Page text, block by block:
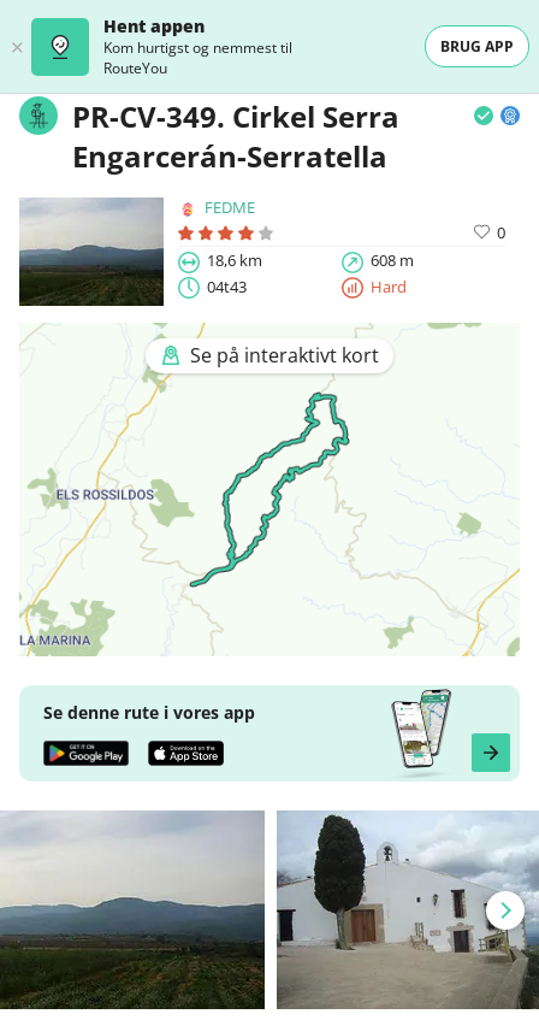
Hent appen
Kom hurtigst og nemmest til
RouteYou
BRUG APP
PR-CV-349. Cirkel Serra
Engarcerán-Serratella
FEDME
0
18,6 km
608 m
04t43
Hard
Se på interaktivt kort
Se denne rute i vores app